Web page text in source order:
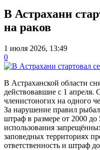
В Астрахани
на раков
1 июля 2026, 13:49
0
В Астраханской области
действовавшие с 1 апреля.
членистоногих на одного
За нарушение правил
штраф в размере от 2000
использования
заповедных территориях
ответственность и штраф